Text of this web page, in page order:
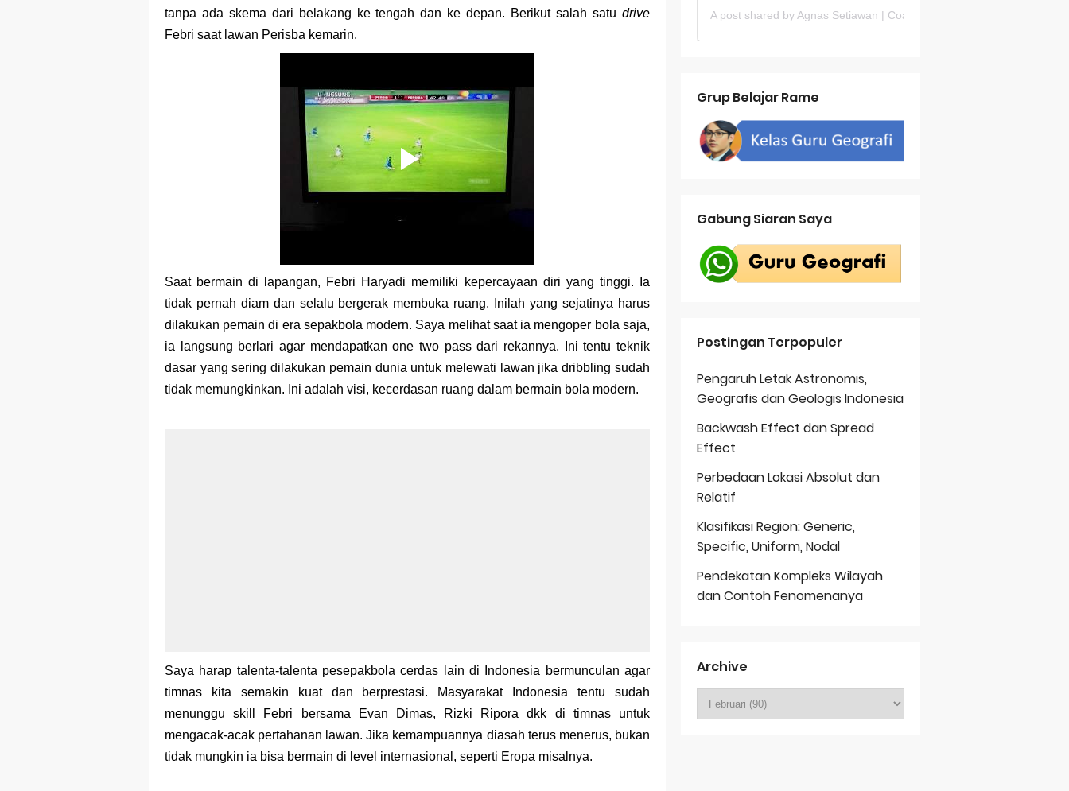
tanpa ada skema dari belakang ke tengah dan ke depan. Berikut salah satu drive
Febri saat lawan Perisba kemarin.
Saat bermain di lapangan, Febri Haryadi memiliki kepercayaan diri yang tinggi. Ia
tidak pernah diam dan selalu bergerak membuka ruang. Inilah yang sejatinya harus
dilakukan pemain di era sepakbola modern. Saya melihat saat ia mengoper bola saja,
ia langsung berlari agar mendapatkan one two pass dari rekannya. Ini tentu teknik
dasar yang sering dilakukan pemain dunia untuk melewati lawan jika dribbling sudah
tidak memungkinkan. Ini adalah visi, kecerdasan ruang dalam bermain bola modern.
Saya harap talenta-talenta pesepakbola cerdas lain di Indonesia bermunculan agar
timnas kita semakin kuat dan berprestasi. Masyarakat Indonesia tentu sudah
menunggu skill Febri bersama Evan Dimas, Rizki Ripora dkk di timnas untuk
mengacak-acak pertahanan lawan. Jika kemampuannya diasah terus menerus, bukan
tidak mungkin ia bisa bermain di level internasional, seperti Eropa misalnya.
Grup Belajar Rame
Gabung Siaran Saya
Postingan Terpopuler
Pengaruh Letak Astronomis,
Geografis dan Geologis Indonesia
Backwash Effect dan Spread
Effect
Perbedaan Lokasi Absolut dan
Relatif
Klasifikasi Region: Generic,
Specific, Uniform, Nodal
Pendekatan Kompleks Wilayah
dan Contoh Fenomenanya
Archive